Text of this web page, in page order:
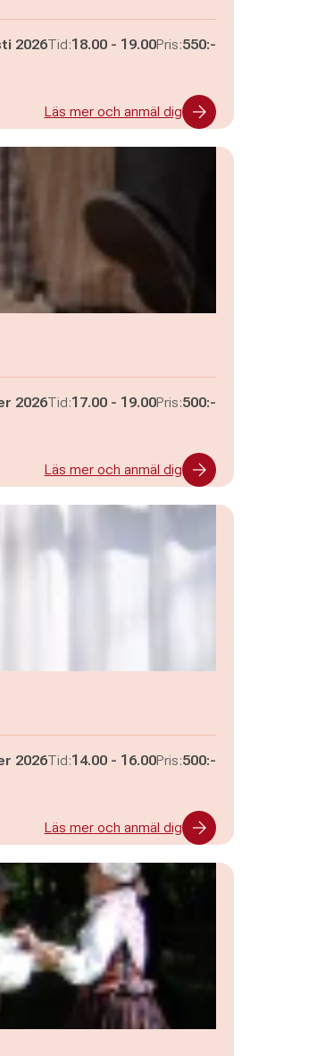
2026Tid:Pågår mellan
18.00 - och
19.00Pris:550:-
Läs mer och anmäl dig
2026Tid:Pågår mellan
17.00 - och
19.00Pris:500:-
Läs mer och anmäl dig
2026Tid:Pågår mellan
14.00 - och
16.00Pris:500:-
Läs mer och anmäl dig